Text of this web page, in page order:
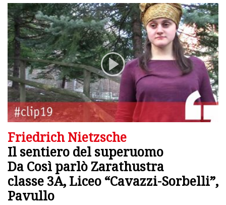
Friedrich Nietzsche
Il sentiero del superuomo
Da Così parlò Zarathustra
classe 3A, Liceo “Cavazzi-Sorbelli”,
Pavullo